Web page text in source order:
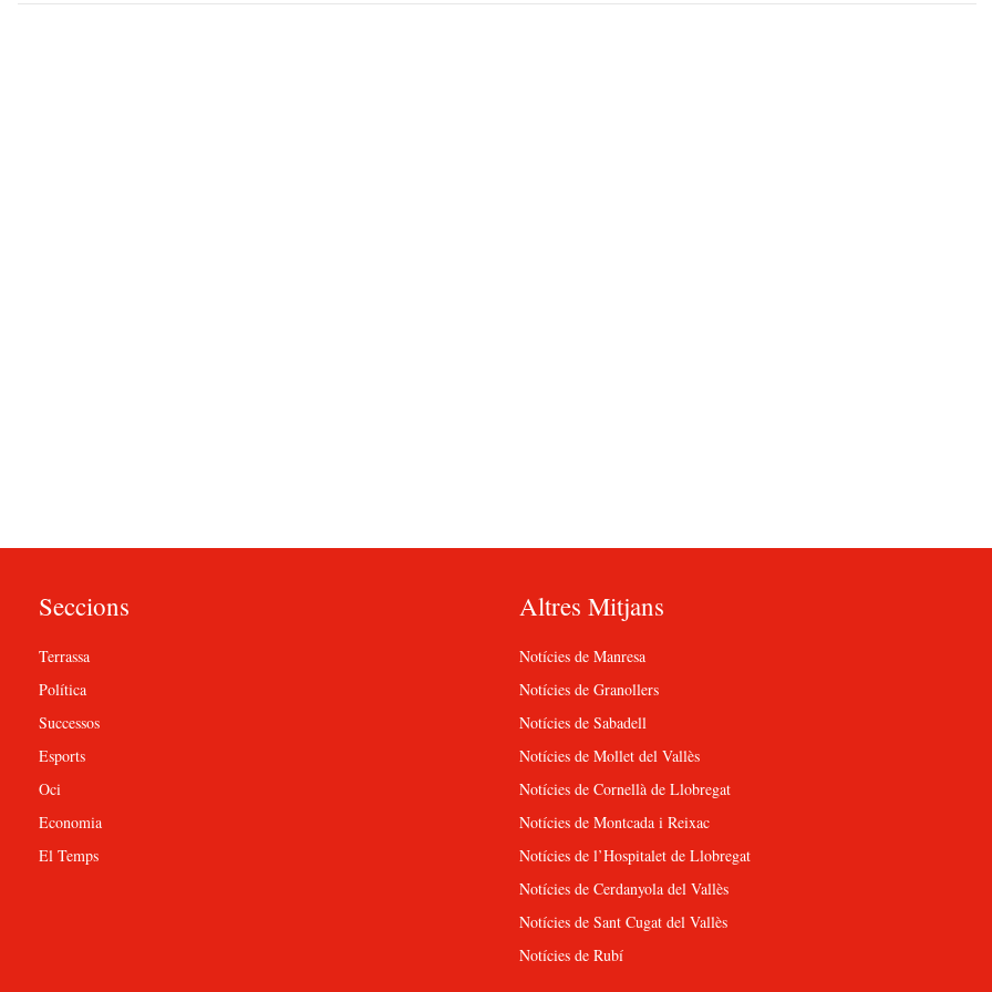
Seccions
Terrassa
Política
Successos
Esports
Oci
Economia
El Temps
Altres Mitjans
Notícies de Manresa
Notícies de Granollers
Notícies de Sabadell
Notícies de Mollet del Vallès
Notícies de Cornellà de Llobregat
Notícies de Montcada i Reixac
Notícies de l’Hospitalet de Llobregat
Notícies de Cerdanyola del Vallès
Notícies de Sant Cugat del Vallès
Notícies de Rubí